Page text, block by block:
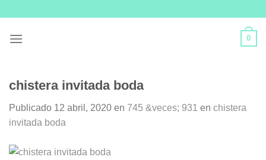
content
0
chistera invitada boda
Publicado 12 abril, 2020 en 745 &veces; 931 en chistera
invitada boda